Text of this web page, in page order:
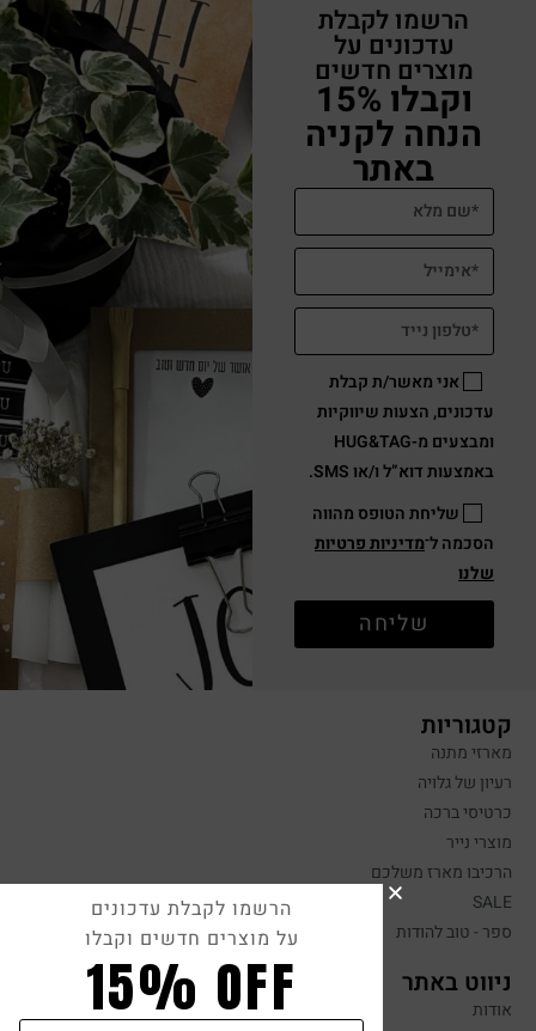
הרשמו לקבלת
עדכונים על
מוצרים חדשים
וקבלו 15%
הנחה לקניה
באתר
אני מאשר/ת קבלת
עדכונים, הצעות שיווקיות
ומבצעים מ-HUG&TAG
באמצעות דוא”ל ו/או SMS.
שליחת הטופס מהווה
הסכמה ל־מדיניות פרטיות
שלנו
שליחה
קטגוריות
מארזי מתנה
רעיון של גלויה
כרטיסי ברכה
מוצרי נייר
הרכיבו מארז משלכם
SALE
ספר - טוב להודות
ניווט באתר
אודות
הרשמו לקבלת עדכונים
על מוצרים חדשים וקבלו
15% OFF